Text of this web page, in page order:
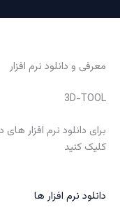
معرفی و دانلود نرم افزار
3D-TOOL
برای دانلود نرم افزار
کلیک کنید
دانلود نرم افزار ها